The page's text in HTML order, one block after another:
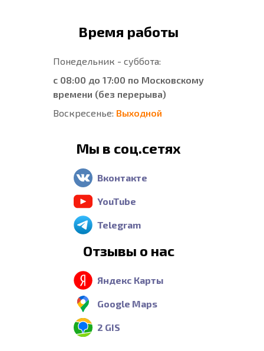
Время работы
Понедельник - суббота:
с 08:00 до 17:00 по Московскому
времени (без перерыва)
Воскресенье: Выходной
Мы в соц.сетях
Вконтакте
YouTube
Telegram
Отзывы о нас
Яндекс Карты
Google Maps
2 GIS